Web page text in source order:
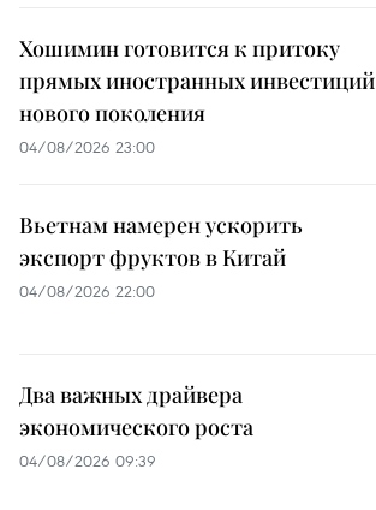
Хошимин готовится к притоку
прямых иностранных инвестиций
нового поколения
04/08/2026 23:00
Вьетнам намерен ускорить
экспорт фруктов в Китай
04/08/2026 22:00
Два важных драйвера
экономического роста
04/08/2026 09:39